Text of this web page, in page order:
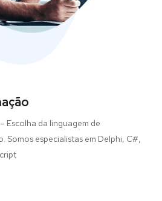
Escolha da linguagem de
Somos especialistas em Delphi, C#,